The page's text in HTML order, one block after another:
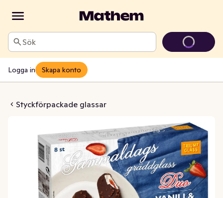
Sök
Logga in Skapa konto
Styckförpackade glassar
& Jordgubb